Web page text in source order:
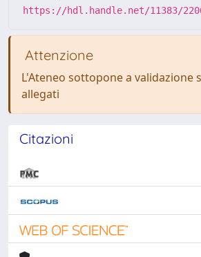
https://hdl.handle.net/11383/
Attenzione
L'Ateneo sottopone a validazione
allegati
Citazioni